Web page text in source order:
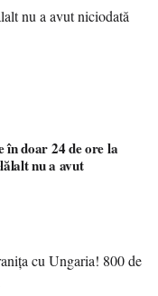
în doar 24 de ore la
nu a avut